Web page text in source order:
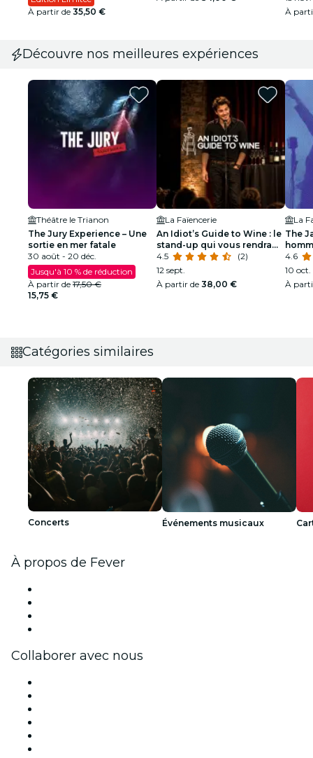
À partir de 35,50 €
À
Découvre nos meilleures expériences
Théâtre le Trianon
The Jury Experience – Une
sortie en mer fatale
30 août - 20 déc.
Jusqu'à 10 % de réduction
À partir de 17,50 €
15,75 €
La Faïencerie
An Idiot’s Guide to Wine : le
stand-up qui vous rendra
intéressant en soirée
4.5
(2)
12 sept.
À partir de 38,00 €
La
The
à
4.6
10 oct.
À
Catégories similaires
Concerts Événements musicaux
À propos de Fever
Collaborer avec nous